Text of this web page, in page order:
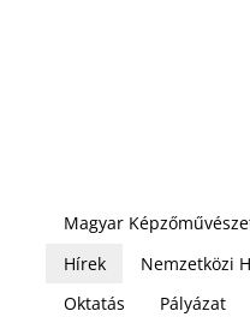
Magyar
Hírek
Nemzetközi
Oktatás
Pályázat